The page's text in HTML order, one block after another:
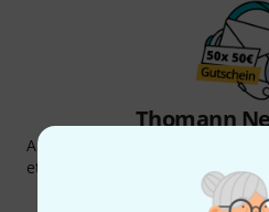
Thomann
Abonniere den Thomann
etwas Glück einen von
50
Inspirierende Beiträge